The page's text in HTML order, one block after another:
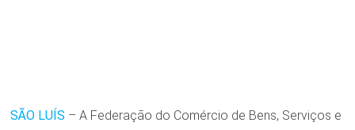
SÃO LUÍS – A Federação do Comércio de Bens, Serviços e